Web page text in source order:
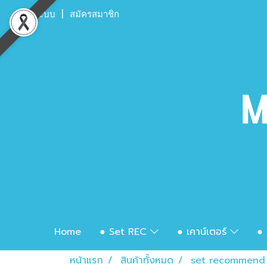
เข้าสู่ระบบ สมัครสมาชิก
Home ● Set REC ● เคาน์เตอร์
●
หน้าแรก
สินค้าทั้งหมด set recommend